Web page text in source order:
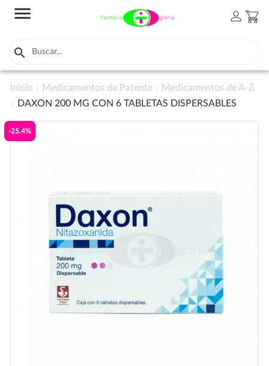
menu person shopping_cart

Inicio Medicamentos de Patente
Medicamentos de A-Z
DAXON 200 MG CON 6 TABLETAS DISPERSABLES
-25.4%